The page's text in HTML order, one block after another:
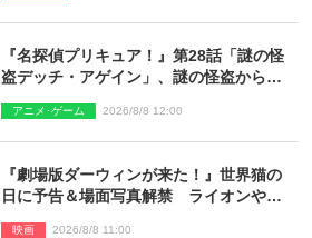
『名探偵プリキュア！』第28話「謎の怪
盗デッチ・アゲイン」、謎の怪盗から不
アニメ･ゲーム 2026/8/8 12:00
『劇場版ダーウィンが来た！』世界猫の
日に予告＆場面写真解禁 ライオンやマ
映画 2026/8/8 11:00